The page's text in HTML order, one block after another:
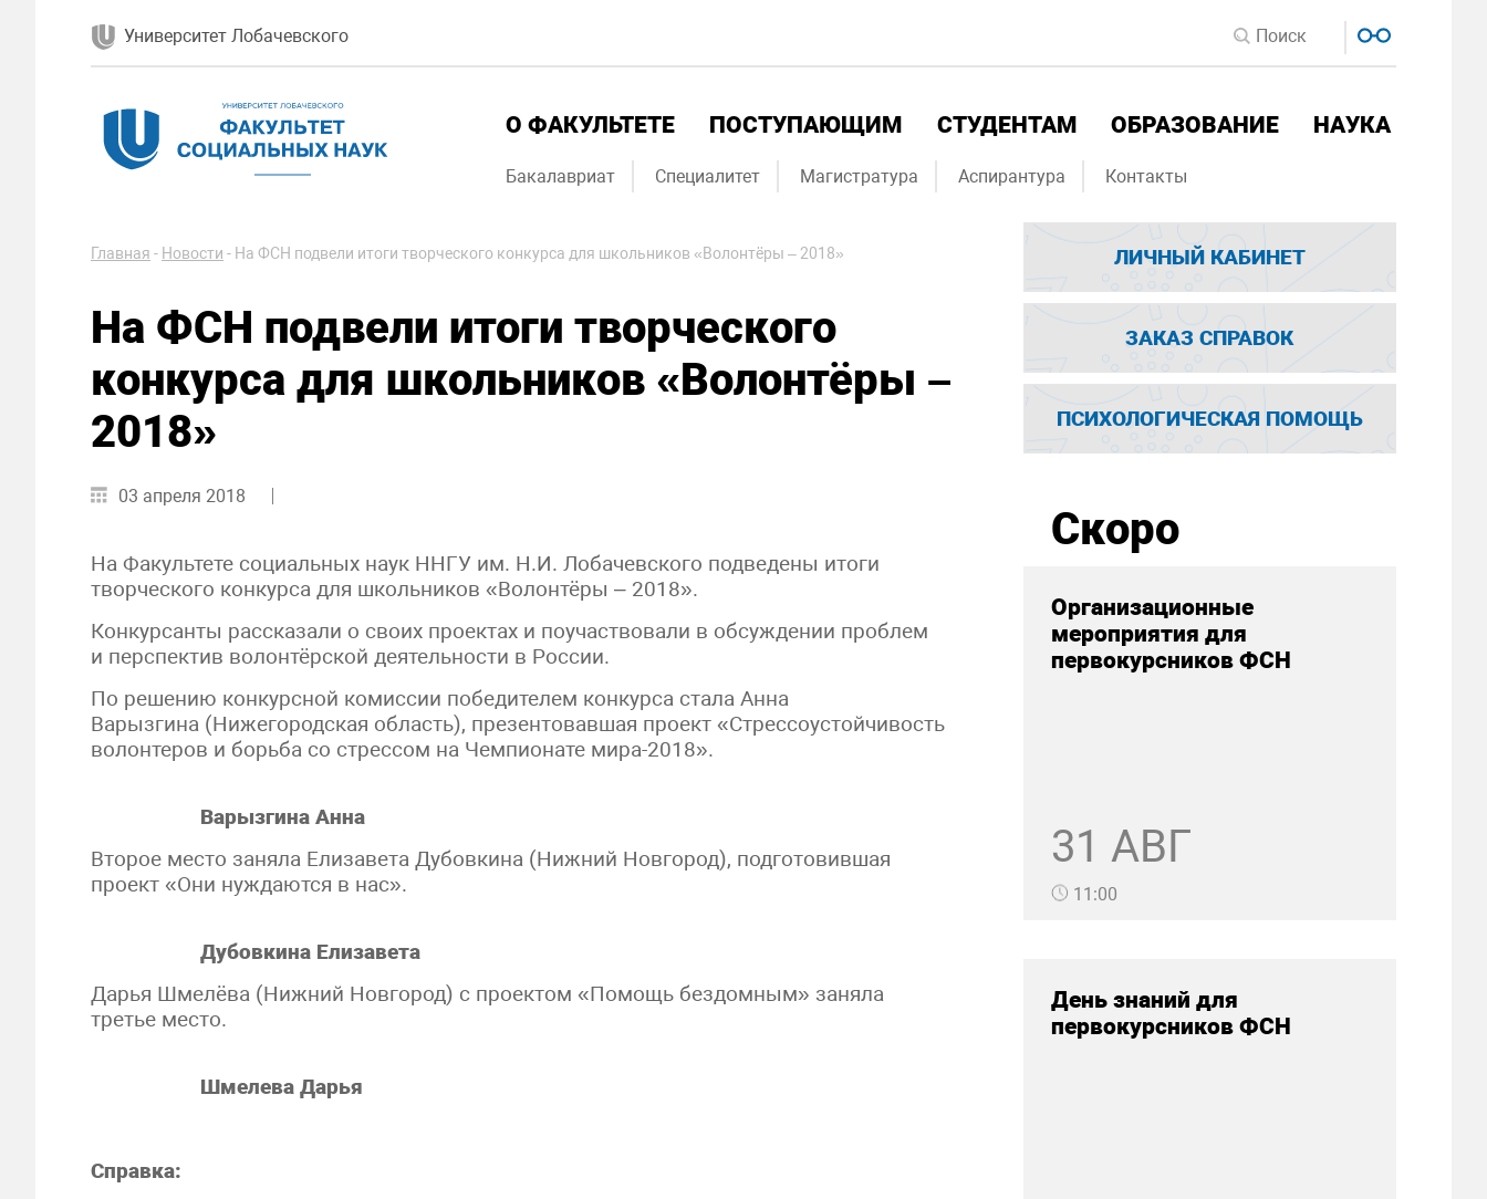
Университет Лобачевского
О ФАКУЛЬТЕТЕ ПОСТУПАЮЩИМ СТУДЕНТАМ ОБРАЗОВАНИЕ НАУКА
Бакалавриат Специалитет Магистратура Аспирантура Контакты
Главная - Новости - На ФСН подвели итоги творческого конкурса для школьников «Волонтёры – 2018»
На ФСН подвели итоги творческого
конкурса для школьников «Волонтёры –
2018»
03 апреля 2018
На Факультете социальных наук ННГУ им. Н.И. Лобачевского подведены итоги
творческого конкурса для школьников «Волонтёры – 2018».
Конкурсанты рассказали о своих проектах и поучаствовали в обсуждении проблем
и перспектив волонтёрской деятельности в России.
По решению конкурсной комиссии победителем конкурса стала Анна
Варызгина (Нижегородская область), презентовавшая проект «Стрессоустойчивость
волонтеров и борьба со стрессом на Чемпионате мира-2018».
Варызгина Анна
Второе место заняла Елизавета Дубовкина (Нижний Новгород), подготовившая
проект «Они нуждаются в нас».
Дубовкина Елизавета
Дарья Шмелёва (Нижний Новгород) с проектом «Помощь бездомным» заняла
третье место.
Шмелева Дарья
Справка:
ЛИЧНЫЙ КАБИНЕТ
ЗАКАЗ СПРАВОК
ПСИХОЛОГИЧЕСКАЯ ПОМОЩЬ
Скоро
Организационные
мероприятия для
первокурсников ФСН
31 АВГ
11:00
День знаний для
первокурсников ФСН